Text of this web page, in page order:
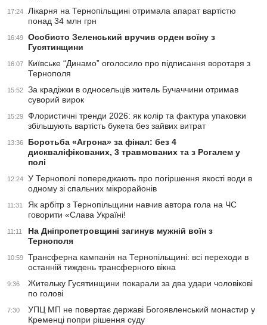
17:24
Лікарня на Тернопільщині отримала апарат вартістю
понад 34 млн грн
16:49
Особисто Зеленський вручив орден воїну з
Гусятинщини
16:07
Київське “Динамо” оголосило про підписання воротаря з
Тернополя
15:52
За крадіжки в односельців житель Бучаччини отримав
суворий вирок
15:29
Флористичні тренди 2026: як колір та фактура упаковки
збільшують вартість букета без зайвих витрат
13:36
Боротьба «Агрона» за фінал: без 4
дискваліфікованих, 3 травмованих та з Рогалем у
полі
12:24
У Тернополі попереджають про погіршення якості води в
одному зі спальних мікрорайонів
11:31
Як арбітр з Тернопільщини навчив автора гола на ЧС
говорити «Слава Україні!
11:11
На Дніпропетровщині загинув мужній воїн з
Тернополя
10:59
Трансферна кампанія на Тернопільщині: всі переходи в
останній тиждень трансферного вікна
9:36
Жительку Гусятинщини покарали за два удари чоловікові
по голові
7:30
УПЦ МП не повертає державі Богоявленський монастир у
Кременці попри рішення суду